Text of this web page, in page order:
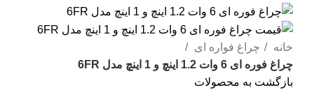
خانه
چراغ فواره ای
چراغ فوره ای 6 وات 1.2 اینچ و 1 اینچ مدل 6FR
بازگشت به محصولات